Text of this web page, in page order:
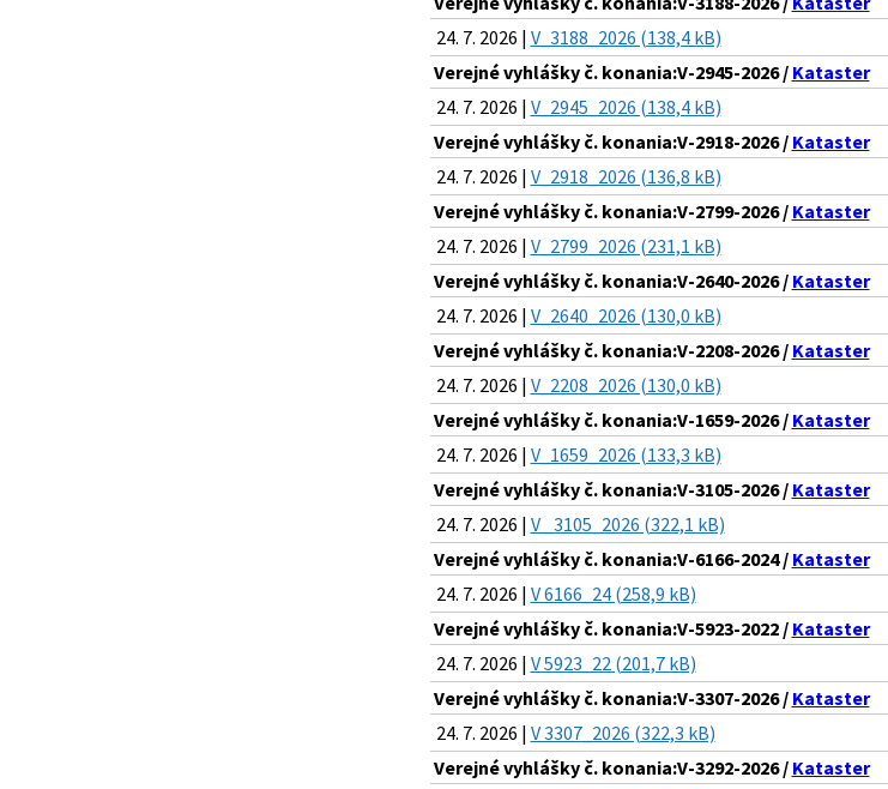
24. 7. 2026 | V_3188_2026 (138,4 kB)
Verejné vyhlášky č. konania:V-2945-2026 / Kataster
24. 7. 2026 | V_2945_2026 (138,4 kB)
Verejné vyhlášky č. konania:V-2918-2026 / Kataster
24. 7. 2026 | V_2918_2026 (136,8 kB)
Verejné vyhlášky č. konania:V-2799-2026 / Kataster
24. 7. 2026 | V_2799_2026 (231,1 kB)
Verejné vyhlášky č. konania:V-2640-2026 / Kataster
24. 7. 2026 | V_2640_2026 (130,0 kB)
Verejné vyhlášky č. konania:V-2208-2026 / Kataster
24. 7. 2026 | V_2208_2026 (130,0 kB)
Verejné vyhlášky č. konania:V-1659-2026 / Kataster
24. 7. 2026 | V_1659_2026 (133,3 kB)
Verejné vyhlášky č. konania:V-3105-2026 / Kataster
24. 7. 2026 | V _3105_2026 (322,1 kB)
Verejné vyhlášky č. konania:V-6166-2024 / Kataster
24. 7. 2026 | V 6166_24 (258,9 kB)
Verejné vyhlášky č. konania:V-5923-2022 / Kataster
24. 7. 2026 | V 5923_22 (201,7 kB)
Verejné vyhlášky č. konania:V-3307-2026 / Kataster
24. 7. 2026 | V 3307_2026 (322,3 kB)
Verejné vyhlášky č. konania:V-3292-2026 / Kataster